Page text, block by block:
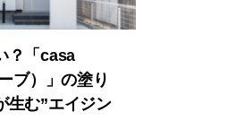
？「casa
ブ）」の塗り
生む”エイジン